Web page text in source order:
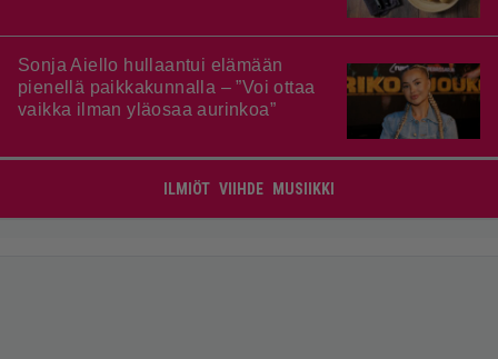
Sonja Aiello hullaantui elämään
pienellä paikkakunnalla – ”Voi ottaa
vaikka ilman yläosaa aurinkoa”
ILMIÖT VIIHDE MUSIIKKI